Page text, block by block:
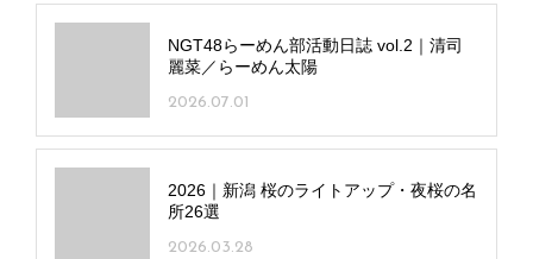
NGT48らーめん部活動日誌 vol.2｜清司
麗菜／らーめん太陽
2026.07.01
2026｜新潟 桜のライトアップ・夜桜の名
所26選
2026.03.28